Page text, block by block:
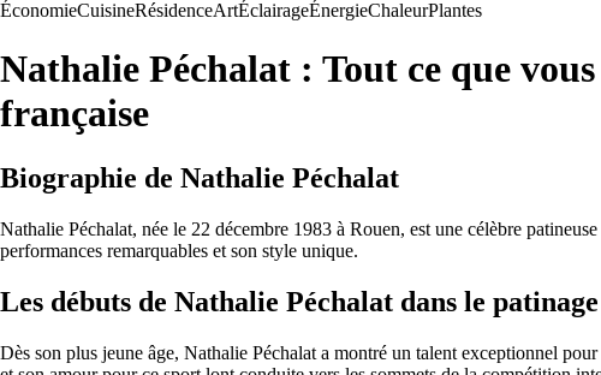
ÉconomieCuisineRésidenceArtÉclairageÉnergieChaleurPlantes
Nathalie Péchalat : Tout ce que
française
Biographie de Nathalie Péchalat
Nathalie Péchalat, née le 22 décembre 1983 à Rouen, est une célèbre
performances remarquables et son style unique.
Les débuts de Nathalie Péchalat dans le
Dès son plus jeune âge, Nathalie Péchalat a montré un talent exceptionnel